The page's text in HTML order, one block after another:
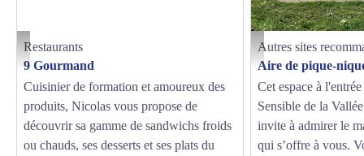
9 Gourmand_Brignais - 9 Gourmand
Restaurants
9 Gourmand
Cuisinier de formation et amoureux des
produits, Nicolas vous propose de
découvrir sa gamme de sandwichs froids
ou chauds, ses desserts et ses plats du
Table de pique-nique -
Autres sites
Aire de pique-
Cet espace à
Sensible de la
invite à admirer le
qui s’offre à vous.